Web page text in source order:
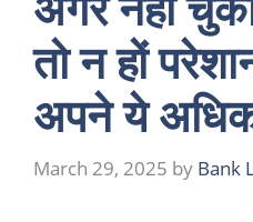
तो न हों
अपने ये
March 29, 2025 by Bank